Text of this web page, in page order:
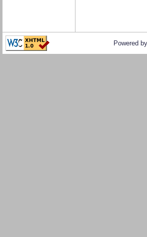
Powered by